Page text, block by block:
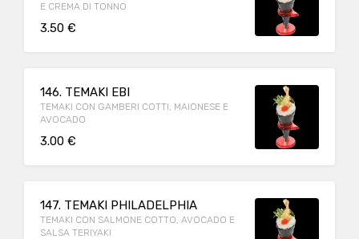
E CREMA DI TONNO
3.50 €
146. TEMAKI EBI
TEMAKI CON GAMBERI COTTI, MAIONESE E
AVOCADO
3.00 €
147. TEMAKI PHILADELPHIA
TEMAKI CON SALMONE COTTO, AVOCADO E
SALSA TERIYAKI